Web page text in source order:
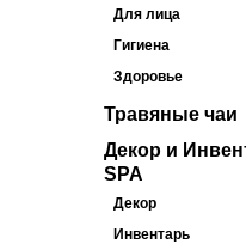
Для лица
Гигиена
Здоровье
Травяные чаи
Декор и
SPA
Декор
Инвентарь